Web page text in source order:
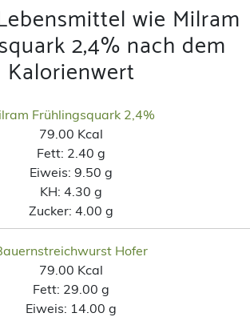
wie Milram
2,4% nach dem
Kalorienwert
Frühlingsquark 2,4%
79.00 Kcal
Fett: 2.40 g
Eiweis: 9.50 g
KH: 4.30 g
Zucker: 4.00 g
Hofer
79.00 Kcal
Fett: 29.00 g
Eiweis: 14.00 g